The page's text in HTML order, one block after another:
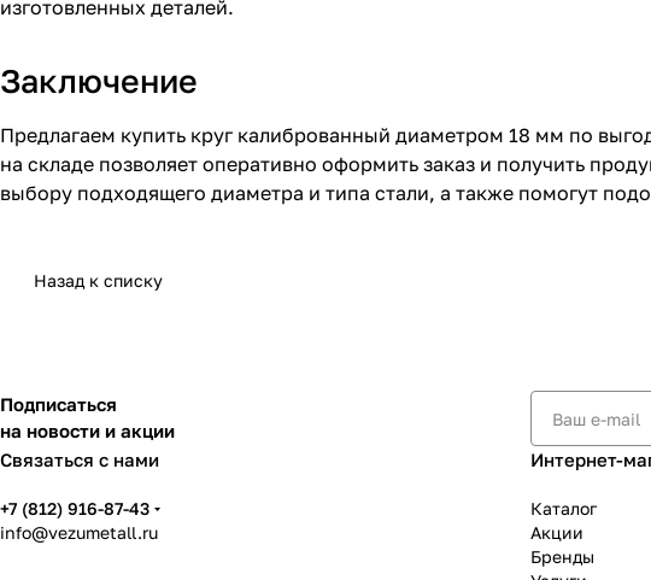
изготовленных деталей.
Заключение
Предлагаем купить круг калиброванный диаметром 18 мм по
на складе позволяет оперативно оформить заказ и получить
выбору подходящего диаметра и типа стали, а также помогут
Назад к списку
Подписаться
на новости и акции
Связаться с нами
+7 (812) 916-87-43
info@vezumetall.ru
Интернет-
Каталог
Акции
Бренды